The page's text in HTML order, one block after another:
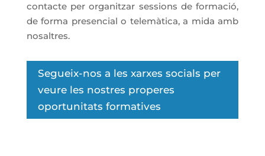
contacte per organitzar sessions de formació,
de forma presencial o telemàtica, a mida amb
nosaltres.
Segueix-nos a les xarxes socials per
veure les nostres properes
oportunitats formatives